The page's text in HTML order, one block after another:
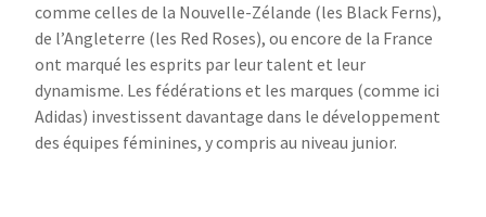
comme celles de la Nouvelle-Zélande (les Black Ferns),
de l’Angleterre (les Red Roses), ou encore de la France
ont marqué les esprits par leur talent et leur
dynamisme. Les fédérations et les marques (comme ici
Adidas) investissent davantage dans le développement
des équipes féminines, y compris au niveau junior.